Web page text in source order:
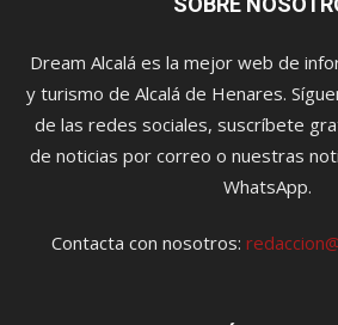
Dream Alcalá es la mejor web de
y turismo de Alcalá de Henares.
de las redes sociales, suscríbete
de noticias por correo o nuestras
WhatsApp.
Contacta con nosotros: